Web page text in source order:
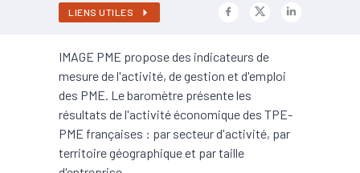
LIENS UTILES
IMAGE PME propose des indicateurs de
mesure de l'activité, de gestion et d'emploi
des PME. Le baromètre présente les
résultats de l'activité économique des TPE-
PME françaises : par secteur d'activité, par
territoire géographique et par taille